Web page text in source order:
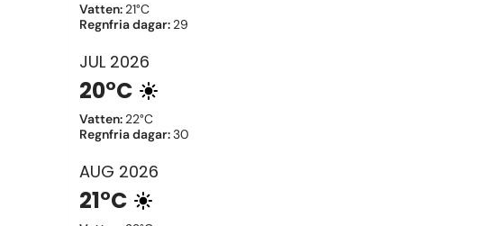
Vatten: 21°C
Regnfria dagar: 29
JUL 2026
20°C
Vatten: 22°C
Regnfria dagar:30
AUG 2026
21°C